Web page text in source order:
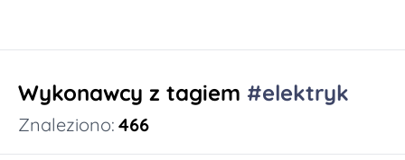
Wykonawcy z tagiem #elektryk
Znaleziono: 466